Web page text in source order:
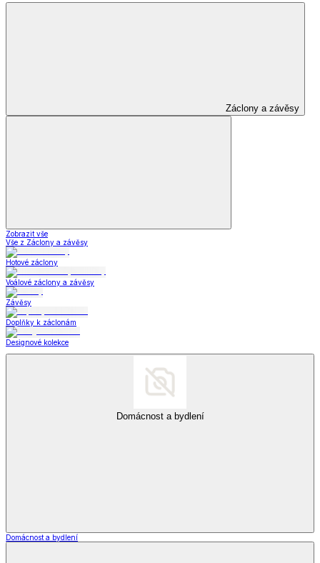
Záclony a závěsy
Zobrazit vše
Vše z Záclony a závěsy
Hotové záclony
Voálové záclony a závěsy
Závěsy
Doplňky k záclonám
Designové kolekce
Domácnost a bydlení
Domácnost a bydlení